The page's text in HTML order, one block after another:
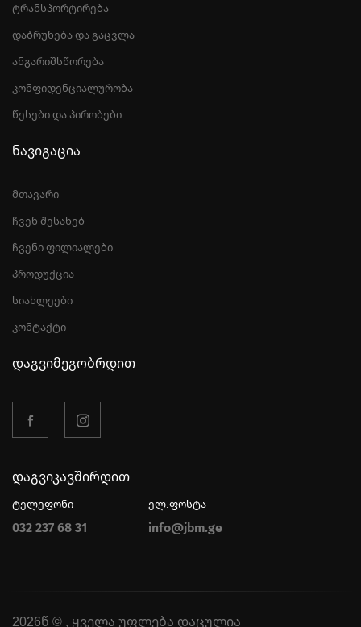
ტრანსპორტირება
დაბრუნება და გაცვლა
ანგარიშსწორება
კონფიდენციალურობა
წესები და პირობები
ნავიგაცია
მთავარი
ჩვენ შესახებ
ჩვენი ფილიალები
პროდუქცია
სიახლეები
კონტაქტი
დაგვიმეგობრდით
დაგვიკავშირდით
ტელეფონი
032 237 68 31
ელ.ფოსტა
info@jbm.ge
2026წ © , ყველა უფლება დაცულია